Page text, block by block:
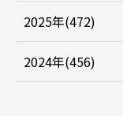
2025年(472)
2024年(456)